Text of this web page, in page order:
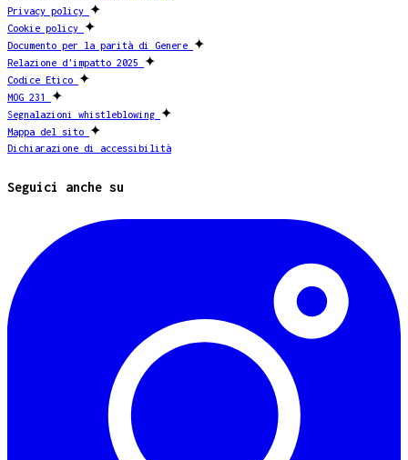
Privacy policy ✦
Cookie policy ✦
Documento per la parità di Genere ✦
Relazione d'impatto 2025 ✦
Codice Etico ✦
MOG 231 ✦
Segnalazioni whistleblowing ✦
Mappa del sito ✦
Dichiarazione di accessibilità
Seguici anche su